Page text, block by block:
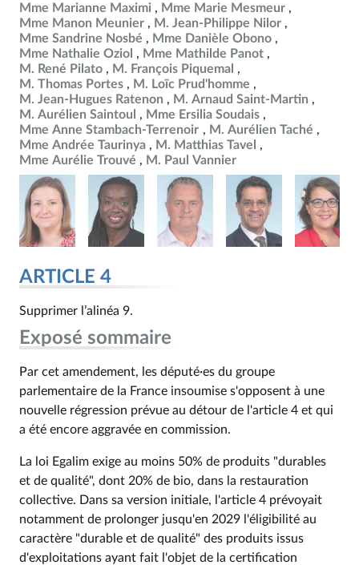
Mme Marianne Maximi
Mme Marie Mesmeur
Mme Manon Meunier
M. Jean-Philippe Nilor
Mme Sandrine Nosbé
Mme Danièle Obono
Mme Nathalie Oziol
Mme Mathilde Panot
M. René Pilato
M. François Piquemal
M. Thomas Portes
M. Loïc Prud'homme
M. Jean-Hugues Ratenon
M. Arnaud Saint-Martin
M. Aurélien Saintoul
Mme Ersilia Soudais
Mme Anne Stambach-Terrenoir
M. Aurélien Taché
Mme Andrée Taurinya
M. Matthias Tavel
Mme Aurélie Trouvé
M. Paul Vannier
ARTICLE 4
Supprimer l’alinéa 9.
Exposé sommaire
Par cet amendement, les député·es du groupe
parlementaire de la France insoumise s'opposent à une
nouvelle régression prévue au détour de l'article 4 et qui
a été encore aggravée en commission.
La loi Egalim exige au moins 50% de produits "durables
et de qualité", dont 20% de bio, dans la restauration
collective. Dans sa version initiale, l'article 4 prévoyait
notamment de prolonger jusqu'en 2029 l'éligibilité au
caractère "durable et de qualité" des produits issus
d'exploitations ayant fait l'objet de la certification